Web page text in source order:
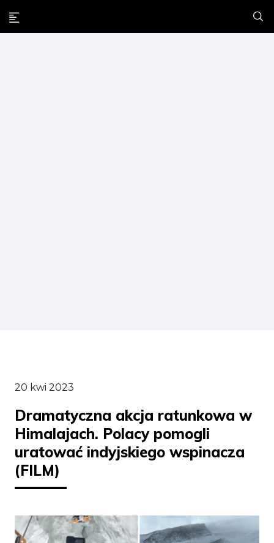
20 kwi 2023
Dramatyczna akcja ratunkowa w
Himalajach. Polacy pomogli
uratować indyjskiego wspinacza
(FILM)